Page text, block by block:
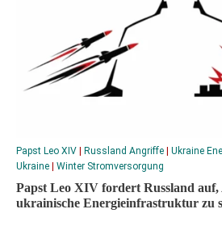
Papst Leo XIV Russland Angriffe Ukraine
Ukraine
Winter Stromversorgung
Papst Leo XIV fordert Russland
ukrainische Energieinfrastruktur zu